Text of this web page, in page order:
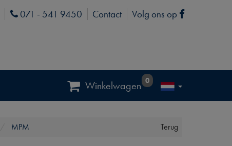
Phone
071 - 541 9450 Contact Volg ons op Facebook
Winkelwagen 0
Terug
MPM